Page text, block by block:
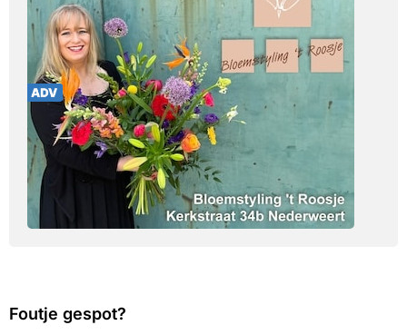
Foutje gespot?